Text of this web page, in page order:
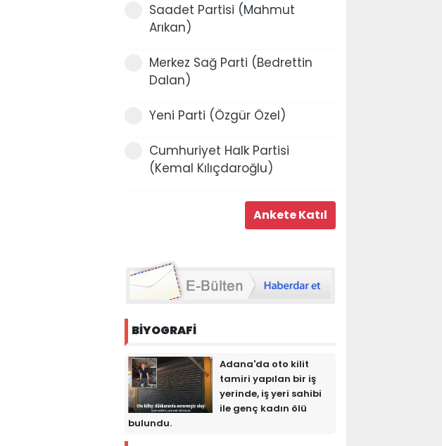
Saadet Partisi (Mahmut
Arıkan)
Merkez Sağ Parti (Bedrettin
Dalan)
Yeni Parti (Özgür Özel)
Cumhuriyet Halk Partisi
(Kemal Kılıçdaroğlu)
BİYOGRAFİ
Adana'da oto kilit
tamiri yapılan bir iş
yerinde, iş yeri sahibi
ile genç kadın ölü
bulundu.